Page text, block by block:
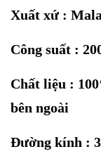
Xuất xứ :
Công suất :
Chất liệu :
bên ngoài
Đường kính :